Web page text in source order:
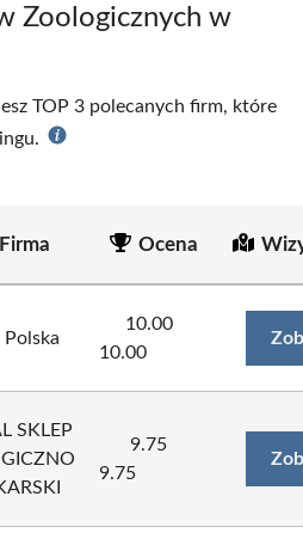
Zoologicznych w
TOP 3 polecanych firm, które
Firma Ocena
10.00
10.00
SKLEP
9.75
9.75